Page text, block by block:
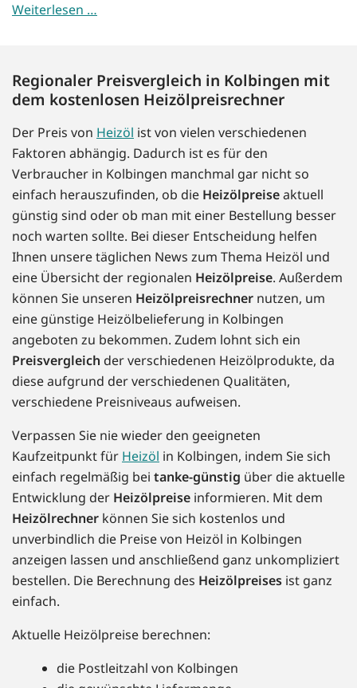
Weiterlesen …
Regionaler Preisvergleich in Kolbingen mit
dem kostenlosen Heizölpreisrechner
Der Preis von Heizöl ist von vielen verschiedenen
Faktoren abhängig. Dadurch ist es für den
Verbraucher in Kolbingen manchmal gar nicht so
einfach herauszufinden, ob die Heizölpreiseaktuell
günstig sind oder ob man mit einer Bestellung besser
noch warten sollte. Bei dieser Entscheidung helfen
Ihnen unsere täglichen News zum Thema Heizöl und
eine Übersicht der regionalen Heizölpreise. Außerdem
können Sie unseren Heizölpreisrechner nutzen, um
eine günstige Heizölbelieferung in Kolbingen
angeboten zu bekommen. Zudem lohnt sich ein
Preisvergleich der verschiedenen Heizölprodukte, da
diese aufgrund der verschiedenen Qualitäten,
verschiedene Preisniveaus aufweisen.
Verpassen Sie nie wieder den geeigneten
Kaufzeitpunkt für Heizöl in Kolbingen, indem Sie sich
einfach regelmäßig bei tanke-günstig über die aktuelle
Entwicklung der Heizölpreise informieren. Mit dem
Heizölrechner können Sie sich kostenlos und
unverbindlich die Preise von Heizöl in Kolbingen
anzeigen lassen und anschließend ganz unkompliziert
bestellen. Die Berechnung des Heizölpreises ist ganz
einfach.
Aktuelle Heizölpreise berechnen:
die Postleitzahl von Kolbingen